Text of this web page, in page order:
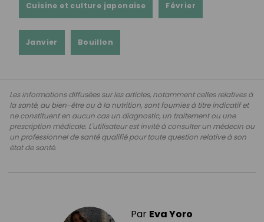
Cuisine et culture japonaise Février
Janvier Bouillon
Les informations diffusées sur les articles, notamment celles relatives à
la santé, au bien-être ou à la nutrition, sont fournies à titre indicatif et
ne constituent en aucun cas un diagnostic, un traitement ou une
prescription médicale. L'utilisateur est invité à consulter un médecin ou
un professionnel de santé qualifié pour toute question relative à son
état de santé.
Par Eva Yoro